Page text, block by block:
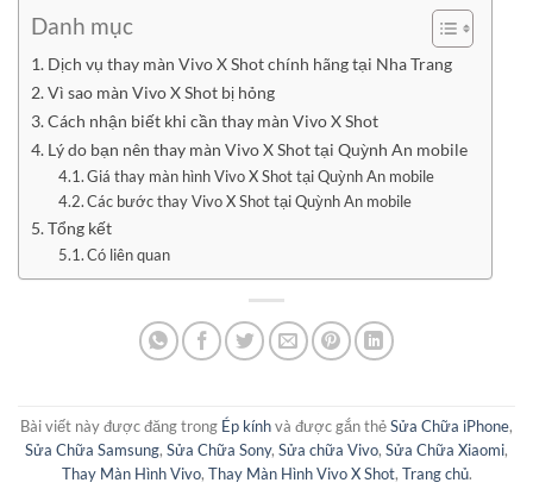
Danh mục
Dịch vụ thay màn Vivo X Shot chính hãng tại Nha Trang
Vì sao màn Vivo X Shot bị hỏng
Cách nhận biết khi cần thay màn Vivo X Shot
Lý do bạn nên thay màn Vivo X Shot tại Quỳnh An mobile
Giá thay màn hình Vivo X Shot tại Quỳnh An mobile
Các bước thay Vivo X Shot tại Quỳnh An mobile
Tổng kết
Có liên quan
Bài viết này được đăng trong Ép kínhvà được gắn thẻSửa Chữa iPhone,
Sửa Chữa Samsung, Sửa Chữa Sony, Sửa chữa Vivo, Sửa Chữa Xiaomi,
Thay Màn Hình Vivo, Thay Màn Hình Vivo X Shot, Trang chủ.